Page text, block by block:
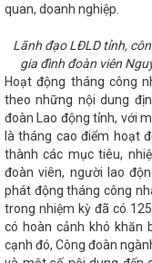
THƯƠNG TỈNH HÀ
Diễn tập ứng phó sự cố
Nhiệt điện Vũng
tích cực hưởng ứng
khí Việt Nam gắn với
Nam
Bộ trưởng
tâm về phát triển
tra Công đoàn cơ sở
về công tác
chức Chào cờ - triển
nhận những tấn than
kiện thực hiện chính
huấn tuyên truyền
Nghi Xuân năm 2023
năng lượng
Hà Tĩnh
quan, doanh nghiệp.
Lãnh đạo LĐLD tỉnh,
gia đình đoàn viên
Hoạt động tháng công
theo những nội dung
đoàn Lao động tỉnh, với
là tháng cao điểm hoạt
thành các mục tiêu,
đoàn viên, người lao
phát động tháng công
trong nhiệm kỳ đã có
có hoàn cảnh khó khăn
cạnh đó, Công đoàn